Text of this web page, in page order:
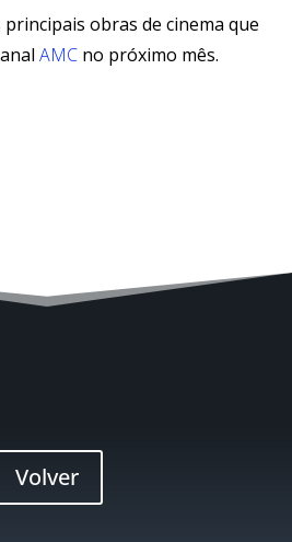
principais obras de cinema que
AMC no próximo mês.
Volver